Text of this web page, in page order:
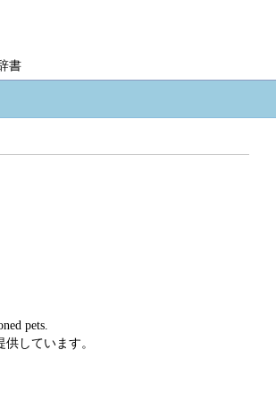
書
pets.
しています。